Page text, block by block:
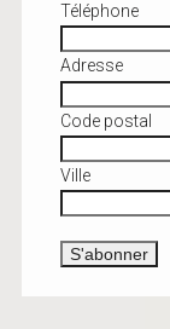
Téléphone
Adresse
Code postal
Ville